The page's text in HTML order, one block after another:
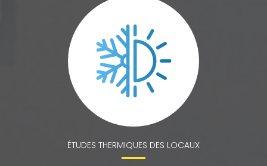
ÉTUDES THERMIQUES DES LOCAUX